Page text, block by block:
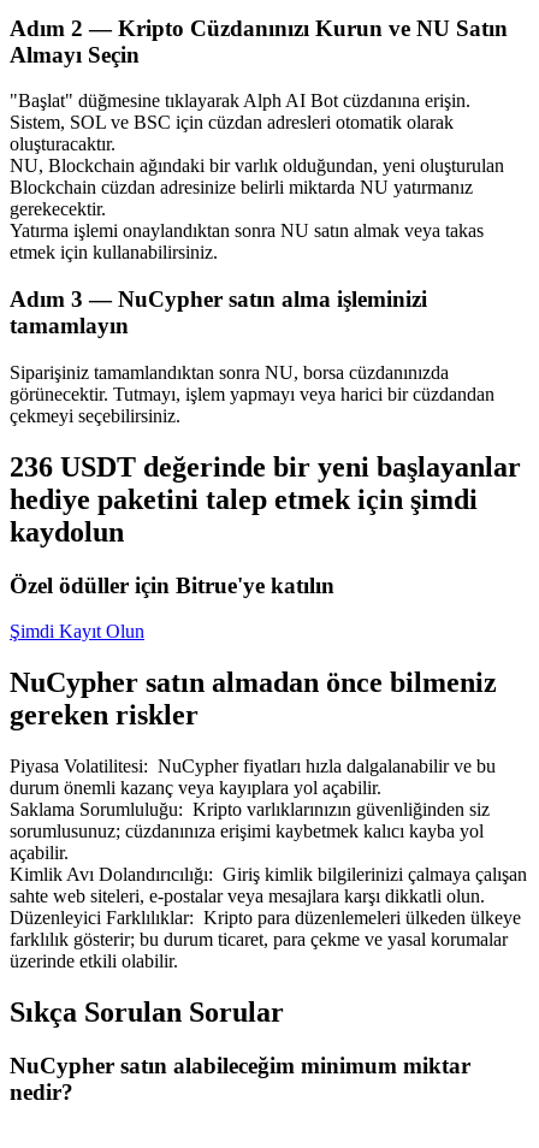
Uzun vadeli kâr ve esnek çıkarlar elde edin
Pasif gelir kazanma hakkında bilgi edinin
Bitrue İş Ortağı
Kullanıcı başına %65'e kadar komisyon!
Yönlendirme
Adım 2 — Kripto Cüzdanınızı Kurun ve NU Satın
Almayı Seçin
"Başlat" düğmesine tıklayarak Alph AI Bot cüzdanına erişin.
Sistem, SOL ve BSC için cüzdan adresleri otomatik olarak
oluşturacaktır.
NU, Blockchain ağındaki bir varlık olduğundan, yeni oluşturulan
Blockchain cüzdan adresinize belirli miktarda NU yatırmanız
gerekecektir.
Yatırma işlemi onaylandıktan sonra NU satın almak veya takas
etmek için kullanabilirsiniz.
Adım 3 —NuCypher satın alma işleminizi
tamamlayın
Siparişiniz tamamlandıktan sonra NU, borsa cüzdanınızda
görünecektir. Tutmayı, işlem yapmayı veya harici bir cüzdandan
çekmeyi seçebilirsiniz.
236 USDT değerinde bir yeni başlayanlar
hediye paketini talep etmek için şimdi
kaydolun
Özel ödüller için Bitrue'ye katılın
Şimdi Kayıt Olun
NuCypher satın almadan önce bilmeniz
gereken riskler
Piyasa Volatilitesi: NuCypher fiyatları hızla dalgalanabilir ve bu
durum önemli kazanç veya kayıplara yol açabilir.
Saklama Sorumluluğu: Kripto varlıklarınızın güvenliğinden siz
sorumlusunuz; cüzdanınıza erişimi kaybetmek kalıcı kayba yol
açabilir.
Kimlik Avı Dolandırıcılığı: Giriş kimlik bilgilerinizi çalmaya çalışan
sahte web siteleri, e-postalar veya mesajlara karşı dikkatli olun.
Düzenleyici Farklılıklar: Kripto para düzenlemeleri ülkeden ülkeye
farklılık gösterir; bu durum ticaret, para çekme ve yasal korumalar
üzerinde etkili olabilir.
Sıkça Sorulan Sorular
NuCypher satın alabileceğim minimum miktar
nedir?